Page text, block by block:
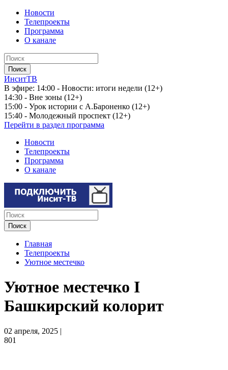
Новости
Телепроекты
Программа
О канале
ИнситТВ
В эфире: 14:00 - Новости: итоги недели (12+)
14:30 - Вне зоны (12+)
15:00 - Урок истории с А.Бароненко (12+)
15:40 - Молодежный проспект (12+)
Перейти в раздел программа
Новости
Телепроекты
Программа
О канале
Главная
Телепроекты
Уютное местечко
Уютное местечко I
Башкирский колорит
02 апреля, 2025 |
801